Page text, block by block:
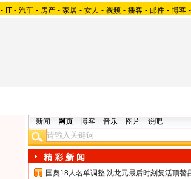
- IT - 汽车 - 房产 - 家居 - 女人 - 视频 - 播客 - 邮件 - 博客 -
新闻 网页 博客 音乐 图片 说吧
精 彩 新 闻
1
国奥18人名单调整 沈龙元最后时刻复活顶替